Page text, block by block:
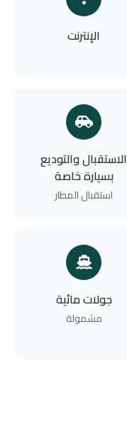
الإنترنت
الاستقبال والتوديع
بسيارة خاصة
استقبال المطار
جولات مائية
مشمولة